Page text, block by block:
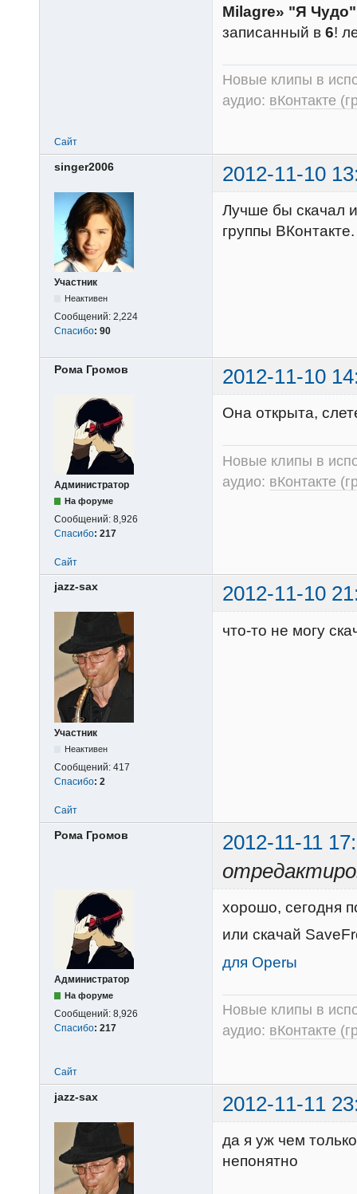
Milagre» "Я Чудо"
записанный в 6!
Новые клипы в
аудио: вКонтакте
Сайт
singer2006 2012-11-10
Участник
Неактивен
Сообщений: 2,224
Спасибо: 90
Лучше бы скачал
группы ВКонтакте.
Рома Громов 2012-11-10
Администратор
На форуме
Сообщений: 8,926
Спасибо: 217
Она открыта,
Новые клипы в
аудио: вКонтакте
Сайт
jazz-sax 2012-11-10
Участник
Неактивен
Сообщений: 417
Спасибо: 2
что-то не могу
Сайт
Рома Громов
2012-11-11
Администратор
На форуме
Сообщений: 8,926
Спасибо: 217
хорошо, сегодня
или скачай
для Operы
Новые клипы в
аудио: вКонтакте
Сайт
jazz-sax 2012-11-11
да я уж чем
непонятно